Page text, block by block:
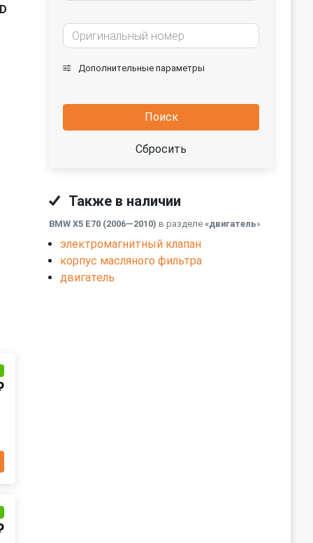
Дополнительные параметры
Поиск
Сбросить
Также в наличии
BMW X5 E70 (2006—2010) в разделе «двигатель»
электромагнитный клапан
корпус масляного фильтра
двигатель